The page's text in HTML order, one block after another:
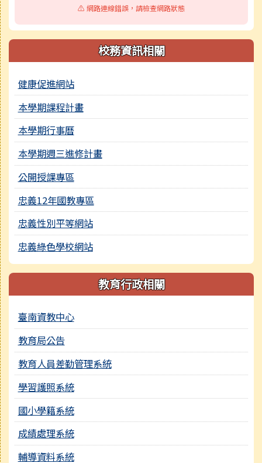
⚠️ 網路連線錯誤，請檢查網路狀態
校務資訊相關
健康促進網站
本學期課程計畫
本學期行事曆
本學期週三進修計畫
公開授課專區
忠義12年國教專區
忠義性別平等網站
忠義綠色學校網站
教育行政相關
臺南資教中心
教育局公告
教育人員差勤管理系統
學習護照系統
國小學籍系統
成績處理系統
輔導資料系統